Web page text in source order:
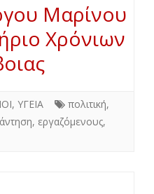
Μαρίνου
Χρόνιων
, ΥΓΕΙΑ πολιτική,
, εργαζόμενους,